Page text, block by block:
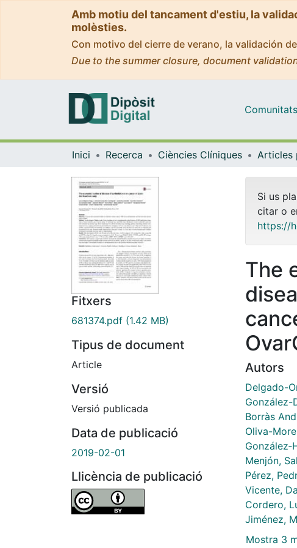
Amb motiu del tancament d'estiu, la
molèsties.
Con motivo del cierre de verano, la validación
Due to the summer closure, document
Inici Recerca Ciències Clíniques
Fitxers
681374.pdf (1.42 MB)
Tipus de document
Article
Versió
Versió publicada
Data de publicació
2019-02-01
Llicència de publicació
Si us
citar o
https://
The
Autors
Delgado-
González-
Borràs
Oliva-
Menjón,
Pérez,
Vicente,
Cordero,
Jiménez,
Mostra 3